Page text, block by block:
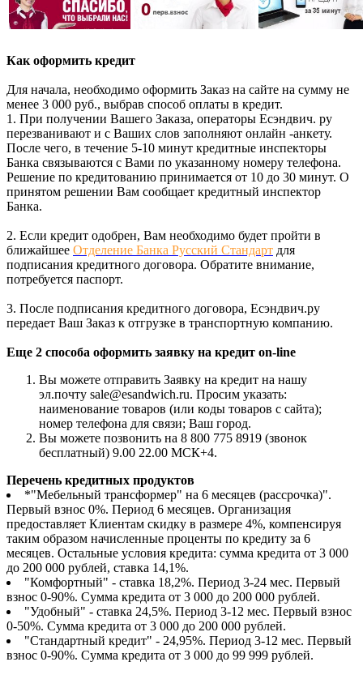
Как оформить кредит
Для начала, необходимо оформить Заказ на сайте на сумму не
менее 3 000 руб., выбрав способ оплаты в кредит.
1. При получении Вашего Заказа, операторы Есэндвич. ру
перезванивают и с Ваших слов заполняют онлайн -анкету.
После чего, в течение 5-10 минут кредитные инспекторы
Банка связываются с Вами по указанному номеру телефона.
Решение по кредитованию принимается от 10 до 30 минут. О
принятом решении Вам сообщает кредитный инспектор
Банка.
2. Если кредит одобрен, Вам необходимо будет пройти в
ближайшее Отделение Банка Русский Стандарт для
подписания кредитного договора. Обратите внимание,
потребуется паспорт.
3. После подписания кредитного договора, Есэндвич.ру
передает Ваш Заказ к отгрузке в транспортную компанию.
Еще 2 способа оформить заявку на кредит on-line
Вы можете отправить Заявку на кредит на нашу
эл.почту sale@esandwich.ru. Просим указать:
наименование товаров (или коды товаров с сайта);
номер телефона для связи; Ваш город.
Вы можете позвонить на 8 800 775 8919 (звонок
бесплатный) 9.00 22.00 МСК+4.
Перечень кредитных продуктов
*"Мебельный трансформер" на 6 месяцев (рассрочка)".
Первый взнос 0%. Период 6 месяцев. Организация
предоставляет Клиентам скидку в размере 4%, компенсируя
таким образом начисленные проценты по кредиту за 6
месяцев. Остальные условия кредита: сумма кредита от 3 000
до 200 000 рублей, ставка 14,1%.
"Комфортный" - ставка 18,2%. Период 3-24 мес. Первый
взнос 0-90%. Сумма кредита от 3 000 до 200 000 рублей.
"Удобный" - ставка 24,5%. Период 3-12 мес. Первый взнос
0-50%. Сумма кредита от 3 000 до 200 000 рублей.
"Стандартный кредит" - 24,95%. Период 3-12 мес. Первый
взнос 0-90%. Сумма кредита от 3 000 до 99 999 рублей.